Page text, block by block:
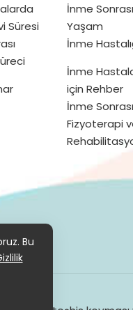
Süresi
İnme Sonrası
Yaşam
İnme
İnme
için Rehber
İnme Sonrası
Fizyoterapi
Bu